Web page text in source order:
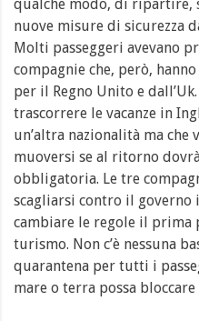
qualche modo, di ripartire,
nuove misure di sicurezza
Molti passeggeri avevano
compagnie che, però,
per il Regno Unito e
trascorrere le vacanze in
un’altra nazionalità ma che
muoversi se al ritorno
obbligatoria. Le tre
scagliarsi contro il governo
cambiare le regole il
turismo. Non c’è nessuna
quarantena per tutti i
mare o terra possa